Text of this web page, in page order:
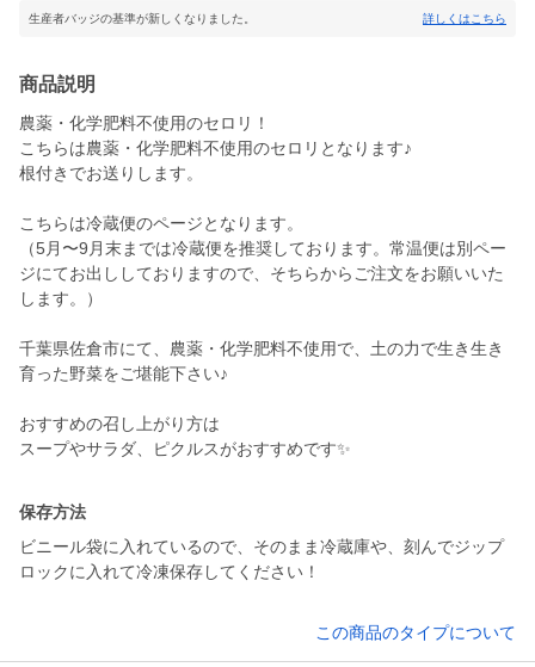
生産者バッジの基準が新しくなりました。 詳しくはこちら
商品説明
農薬・化学肥料不使用のセロリ！
こちらは農薬・化学肥料不使用のセロリとなります♪
根付きでお送りします。
こちらは冷蔵便のページとなります。
（5月〜9月末までは冷蔵便を推奨しております。常温便は別ペー
ジにてお出ししておりますので、そちらからご注文をお願いいた
します。）
千葉県佐倉市にて、農薬・化学肥料不使用で、土の力で生き生き
育った野菜をご堪能下さい♪
おすすめの召し上がり方は
スープやサラダ、ピクルスがおすすめです✨
保存方法
ビニール袋に入れているので、そのまま冷蔵庫や、刻んでジップ
ロックに入れて冷凍保存してください！
この商品のタイプについて